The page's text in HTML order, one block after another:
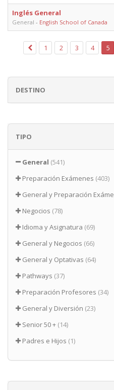
Inglés General
General - English School of Canada
1 2 3 4 5
DESTINO
TIPO
General (541)
Preparación Exámenes (403)
General y Preparación
Negocios (78)
Idioma y Asignatura (69)
General y Negocios (66)
General y Optativas (64)
Pathways (37)
Preparación Profesores (34)
General y Diversión (23)
Senior 50 + (14)
Padres e Hijos (1)